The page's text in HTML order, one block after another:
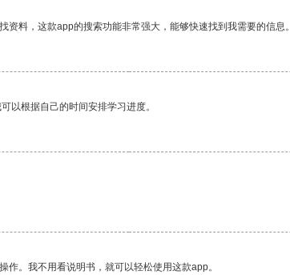
料，这款app的搜索功能非常强大，能够快速找到我需要的信息。
以根据自己的时间安排学习进度。
。我不用看说明书，就可以轻松使用这款app。